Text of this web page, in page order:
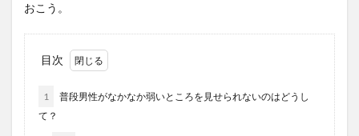
おこう。
目次
1
普段男性がなかなか弱いところを見せられないのはどうし
て？